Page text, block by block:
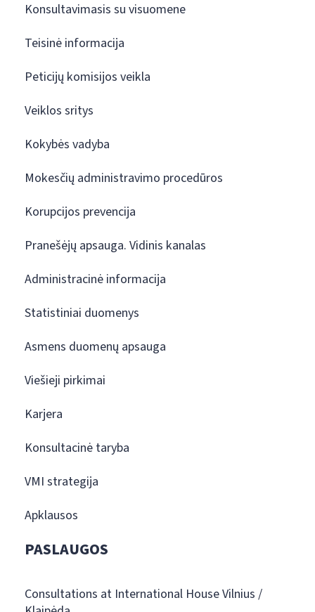
Konsultavimasis su visuomene
Teisinė informacija
Peticijų komisijos veikla
Veiklos sritys
Kokybės vadyba
Mokesčių administravimo procedūros
Korupcijos prevencija
Pranešėjų apsauga. Vidinis kanalas
Administracinė informacija
Statistiniai duomenys
Asmens duomenų apsauga
Viešieji pirkimai
Karjera
Konsultacinė taryba
VMI strategija
Apklausos
PASLAUGOS
Consultations at International House Vilnius /